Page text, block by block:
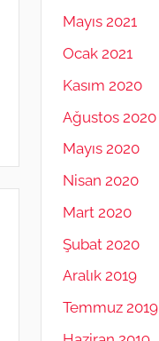
Mayıs 2021
Ocak 2021
Kasım 2020
Ağustos 2020
Mayıs 2020
Nisan 2020
Mart 2020
Şubat 2020
Aralık 2019
Temmuz 2019